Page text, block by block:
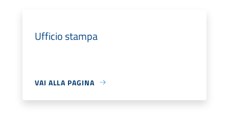
Ufficio stampa
VAI ALLA PAGINA